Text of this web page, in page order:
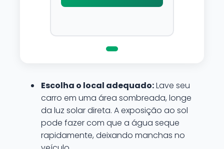
Por possuir pH neutro, pode
Escolha o local adequado:Lave seu
carro em uma área sombreada, longe
da luz solar direta. A exposição ao sol
pode fazer com que a água seque
rapidamente, deixando manchas no